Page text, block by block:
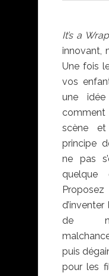
It’s a Wrap
innovant,
Une fois
vos
une
scène
principe
ne pas
quelque
de
puis
pour les